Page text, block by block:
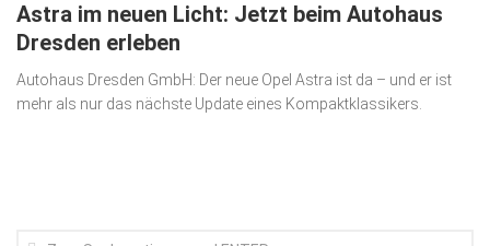
gesund & schön
Gesellschaft
Kunst & Kultur
Astra im neuen Licht: Jetzt beim Autohaus
Dresden erleben
Autohaus Dresden GmbH: Der neue Opel Astra ist da – und er ist
mehr als nur das nächste Update eines Kompaktklassikers.